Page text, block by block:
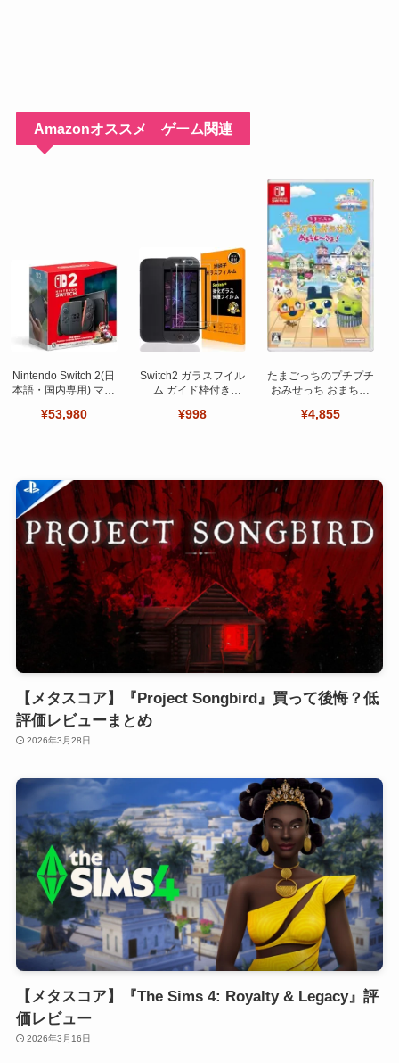
Amazonオススメ ゲーム関連
Nintendo Switch 2(日
本語・国内専用) マリ
ット
¥53,980
Switch2 ガラスフイル
ム ガイド枠付き
ット 日本旭硝子製-高
¥998
たまごっちのプチプチ
おみせっち おまちど
¥4,855
【メタスコア】『Project Songbird』買って後悔？低
評価レビューまとめ
2026年3月28日
【メタスコア】『The Sims 4: Royalty & Legacy』評
価レビュー
2026年3月16日